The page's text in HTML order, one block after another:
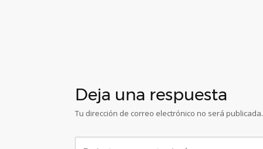
Deja una respuesta
Tu dirección de correo electrónico no será publicada.